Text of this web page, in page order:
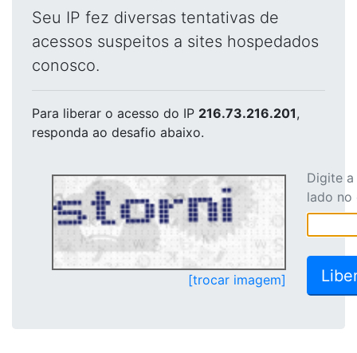
Seu IP fez diversas tentativas de
acessos suspeitos a sites hospedados
conosco.
Para liberar o acesso do IP 216.73.216.201,
responda ao desafio abaixo.
[trocar imagem]
Digite
lado no